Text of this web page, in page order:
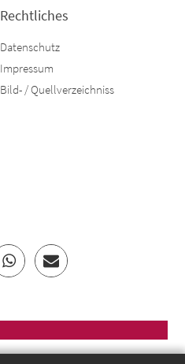
Rechtliches
Datenschutz
Impressum
Bild- / Quellverzeichniss